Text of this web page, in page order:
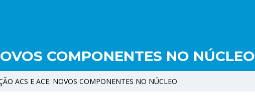
COMPONENTES NO NÚCLEO
ACS E ACE: NOVOS COMPONENTES NO NÚCLEO